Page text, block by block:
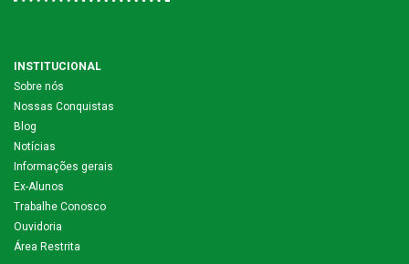
INSTITUCIONAL
Sobre nós
Nossas Conquistas
Blog
Notícias
Informações gerais
Ex-Alunos
Trabalhe Conosco
Ouvidoria
Área Restrita